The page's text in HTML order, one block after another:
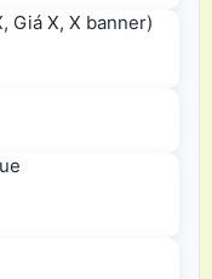
Giá X, X banner)